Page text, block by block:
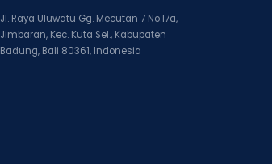
Jl. Raya Uluwatu Gg. Mecutan 7 No.17a,
Jimbaran, Kec. Kuta Sel., Kabupaten
Badung, Bali 80361, Indonesia